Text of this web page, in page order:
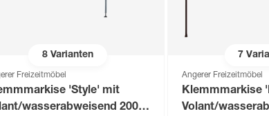
8Varianten
Freizeitmöbel
'Style' mit
wasserabweisend 200 x
7
Angerer Freizeitmöbel
Klemmmarkise
Volant/